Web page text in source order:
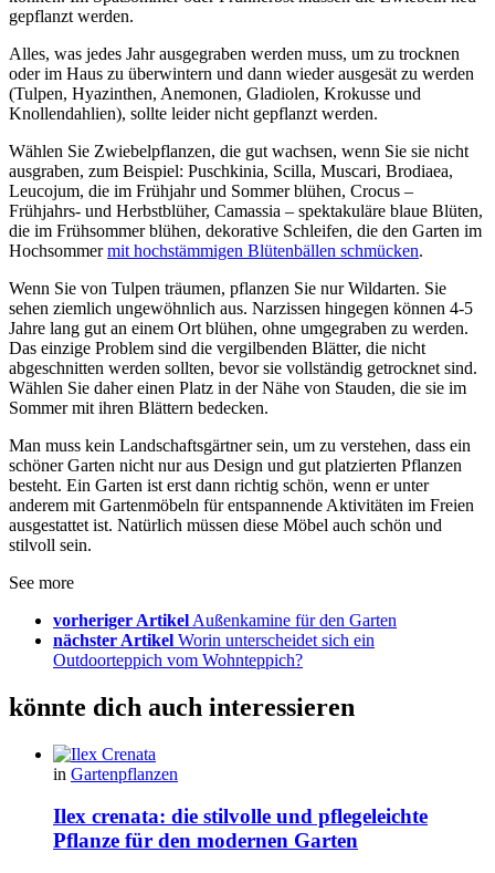
gepflanzt werden.
Alles, was jedes Jahr ausgegraben werden muss, um zu trocknen
oder im Haus zu überwintern und dann wieder ausgesät zu werden
(Tulpen, Hyazinthen, Anemonen, Gladiolen, Krokusse und
Knollendahlien), sollte leider nicht gepflanzt werden.
Wählen Sie Zwiebelpflanzen, die gut wachsen, wenn Sie sie nicht
ausgraben, zum Beispiel: Puschkinia, Scilla, Muscari, Brodiaea,
Leucojum, die im Frühjahr und Sommer blühen, Crocus –
Frühjahrs- und Herbstblüher, Camassia – spektakuläre blaue Blüten,
die im Frühsommer blühen, dekorative Schleifen, die den Garten im
Hochsommermit hochstämmigen Blütenbällen schmücken.
Wenn Sie von Tulpen träumen, pflanzen Sie nur Wildarten. Sie
sehen ziemlich ungewöhnlich aus. Narzissen hingegen können 4-5
Jahre lang gut an einem Ort blühen, ohne umgegraben zu werden.
Das einzige Problem sind die vergilbenden Blätter, die nicht
abgeschnitten werden sollten, bevor sie vollständig getrocknet sind.
Wählen Sie daher einen Platz in der Nähe von Stauden, die sie im
Sommer mit ihren Blättern bedecken.
Man muss kein Landschaftsgärtner sein, um zu verstehen, dass ein
schöner Garten nicht nur aus Design und gut platzierten Pflanzen
besteht. Ein Garten ist erst dann richtig schön, wenn er unter
anderem mit Gartenmöbeln für entspannende Aktivitäten im Freien
ausgestattet ist. Natürlich müssen diese Möbel auch schön und
stilvoll sein.
See more
vorheriger Artikel Außenkamine für den Garten
nächster Artikel Worin unterscheidet sich ein
Outdoorteppich vom Wohnteppich?
könnte dich auch interessieren
in Gartenpflanzen
Ilex crenata: die stilvolle und pflegeleichte
Pflanze für den modernen Garten